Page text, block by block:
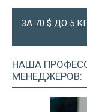
ЗА 70 $ ДО 5
НАША
МЕНЕДЖЕРОВ: